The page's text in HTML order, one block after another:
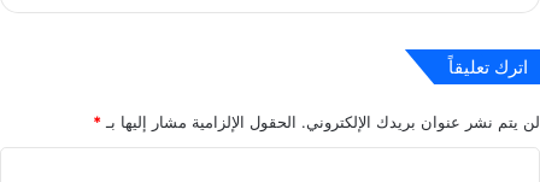
اترك تعليقاً
لن يتم نشر عنوان بريدك الإلكتروني. الحقول الإلزامية مشار إليها بـ *